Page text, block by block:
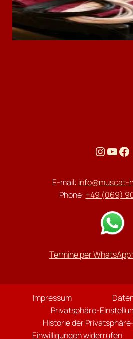
E-mail: info@muscat-
Phone: +49 (069)
Termine per
Impressum
Privatsphäre-
Historie der
Einwilligungen widerrufen